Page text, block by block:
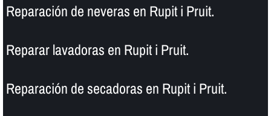
Reparación de neveras en Rupit i Pruit.
Reparar lavadoras en Rupit i Pruit.
Reparación de secadoras en Rupit i Pruit.